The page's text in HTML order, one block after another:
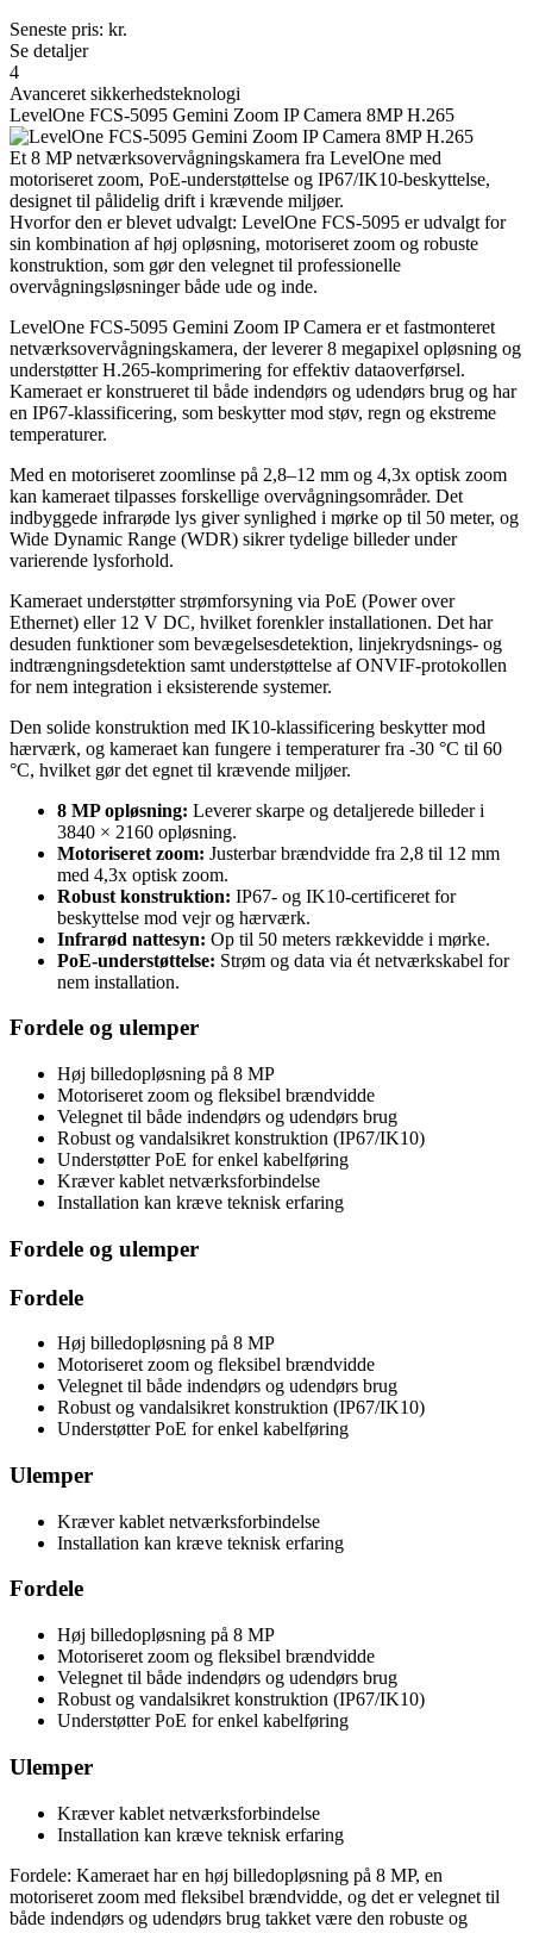
Seneste pris: kr.
Se detaljer
4
Avanceret sikkerhedsteknologi
LevelOne FCS-5095 Gemini Zoom IP Camera 8MP H.265
Et 8 MP netværksovervågningskamera fra LevelOne med
motoriseret zoom, PoE-understøttelse og IP67/IK10-beskyttelse,
designet til pålidelig drift i krævende miljøer.
Hvorfor den er blevet udvalgt: LevelOne FCS-5095 er udvalgt for
sin kombination af høj opløsning, motoriseret zoom og robuste
konstruktion, som gør den velegnet til professionelle
overvågningsløsninger både ude og inde.
LevelOne FCS-5095 Gemini Zoom IP Camera er et fastmonteret
netværksovervågningskamera, der leverer 8 megapixel opløsning og
understøtter H.265-komprimering for effektiv dataoverførsel.
Kameraet er konstrueret til både indendørs og udendørs brug og har
en IP67-klassificering, som beskytter mod støv, regn og ekstreme
temperaturer.
Med en motoriseret zoomlinse på 2,8–12 mm og 4,3x optisk zoom
kan kameraet tilpasses forskellige overvågningsområder. Det
indbyggede infrarøde lys giver synlighed i mørke op til 50 meter, og
Wide Dynamic Range (WDR) sikrer tydelige billeder under
varierende lysforhold.
Kameraet understøtter strømforsyning via PoE (Power over
Ethernet) eller 12 V DC, hvilket forenkler installationen. Det har
desuden funktioner som bevægelsesdetektion, linjekrydsnings- og
indtrængningsdetektion samt understøttelse af ONVIF-protokollen
for nem integration i eksisterende systemer.
Den solide konstruktion med IK10-klassificering beskytter mod
hærværk, og kameraet kan fungere i temperaturer fra -30 °C til 60
°C, hvilket gør det egnet til krævende miljøer.
8 MP opløsning: Leverer skarpe og detaljerede billeder i
3840 × 2160 opløsning.
Motoriseret zoom: Justerbar brændvidde fra 2,8 til 12 mm
med 4,3x optisk zoom.
Robust konstruktion: IP67- og IK10-certificeret for
beskyttelse mod vejr og hærværk.
Infrarød nattesyn: Op til 50 meters rækkevidde i mørke.
PoE-understøttelse: Strøm og data via ét netværkskabel for
nem installation.
Fordele og ulemper
Høj billedopløsning på 8 MP
Motoriseret zoom og fleksibel brændvidde
Velegnet til både indendørs og udendørs brug
Robust og vandalsikret konstruktion (IP67/IK10)
Understøtter PoE for enkel kabelføring
Kræver kablet netværksforbindelse
Installation kan kræve teknisk erfaring
Fordele og ulemper
Fordele
Høj billedopløsning på 8 MP
Motoriseret zoom og fleksibel brændvidde
Velegnet til både indendørs og udendørs brug
Robust og vandalsikret konstruktion (IP67/IK10)
Understøtter PoE for enkel kabelføring
Ulemper
Kræver kablet netværksforbindelse
Installation kan kræve teknisk erfaring
Fordele
Høj billedopløsning på 8 MP
Motoriseret zoom og fleksibel brændvidde
Velegnet til både indendørs og udendørs brug
Robust og vandalsikret konstruktion (IP67/IK10)
Understøtter PoE for enkel kabelføring
Ulemper
Kræver kablet netværksforbindelse
Installation kan kræve teknisk erfaring
Fordele: Kameraet har en høj billedopløsning på 8 MP, en
motoriseret zoom med fleksibel brændvidde, og det er velegnet til
både indendørs og udendørs brug takket være den robuste og